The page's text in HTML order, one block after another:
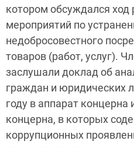
котором обсуждался ход
мероприятий по
недобросовестного
товаров (работ, услуг).
заслушали доклад об
граждан и юридических
году в аппарат концерна
концерна, в которых
коррупционных